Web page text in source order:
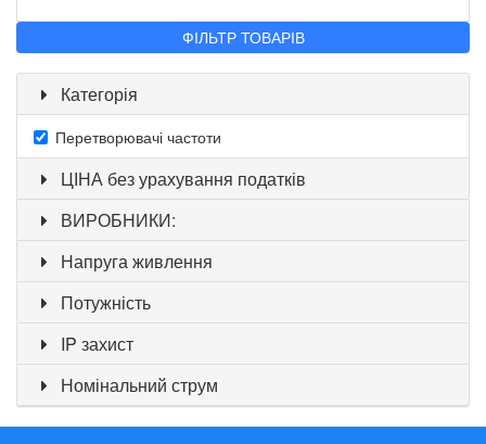
ФІЛЬТР ТОВАРІВ
Категорія
Перетворювачі частоти
ЦІНА без урахування податків
ВИРОБНИКИ:
Напруга живлення
Потужність
IP захист
Номінальний струм